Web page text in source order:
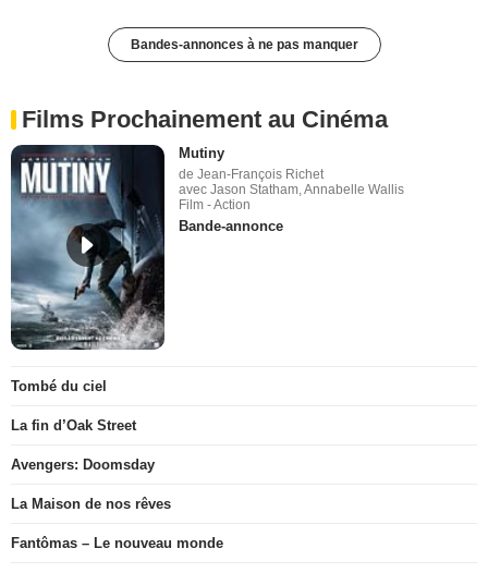
Bandes-annonces à ne pas manquer
Films Prochainement au Cinéma
Mutiny
de Jean-François Richet
avec Jason Statham, Annabelle Wallis
Film - Action
Bande-annonce
Tombé du ciel
La fin d’Oak Street
Avengers: Doomsday
La Maison de nos rêves
Fantômas – Le nouveau monde